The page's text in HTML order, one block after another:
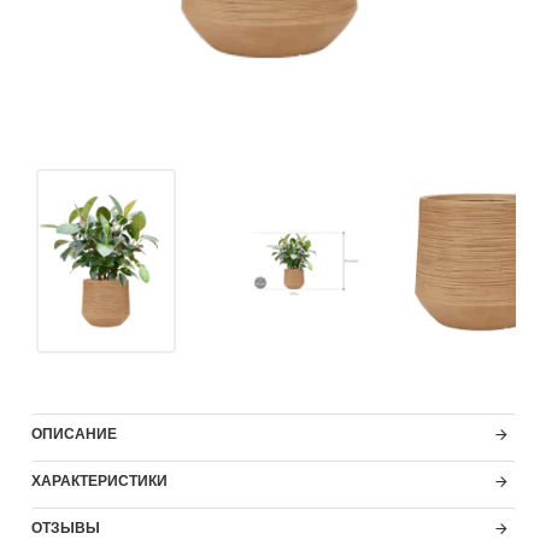
ОПИСАНИЕ
ХАРАКТЕРИСТИКИ
ОТЗЫВЫ